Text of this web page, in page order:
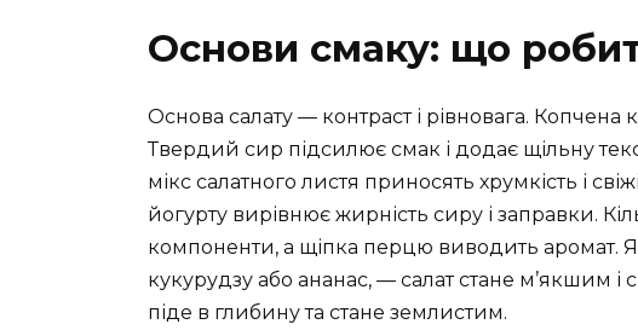
Основи смаку: що
Основа салату — контраст і рівновага. Копчена
Твердий сир підсилює смак і додає щільну
мікс салатного листя приносять хрумкість і
йогурту вирівнює жирність сиру і заправки.
компоненти, а щіпка перцю виводить аромат.
кукурудзу або ананас, — салат стане м’якшим
піде в глибину та стане землистим.